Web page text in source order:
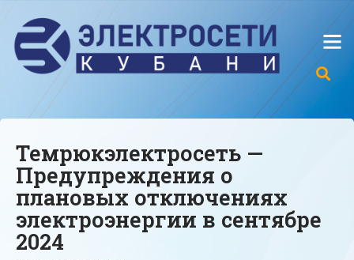
Темрюкэлектросеть —
Предупреждения о
плановых отключениях
электроэнергии в сентябре
2024